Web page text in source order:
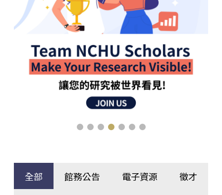
全部 館務公告 電子資源 徵才